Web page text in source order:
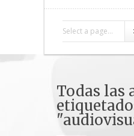
Select a page...
Todas las